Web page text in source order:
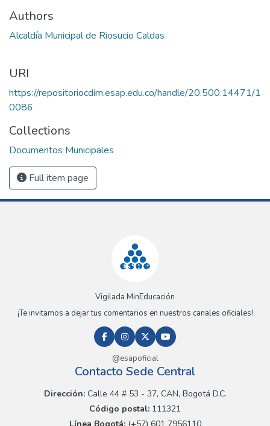
Authors
Alcaldía Municipal de Riosucio Caldas
URI
https://repositoriocdim.esap.edu.co/handle/20.500.14471/1
0086
Collections
Documentos Municipales
Full item page
Vigilada MinEducación
¡Te invitamos a dejar tus comentarios en nuestros canales oficiales!
@esapoficial
Contacto Sede Central
Dirección:Calle 44 # 53 - 37, CAN, Bogotá D.C.
Código postal: 111321